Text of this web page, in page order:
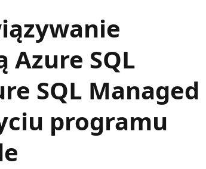
Azure SQL
SQL Managed
programu